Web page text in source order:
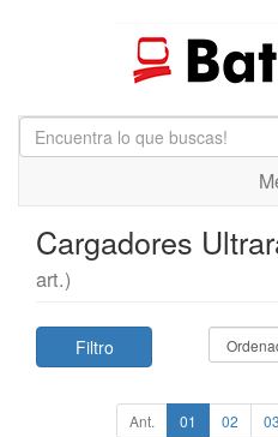
Cargadores
art.)
Filtro
Ant. 01 02 03